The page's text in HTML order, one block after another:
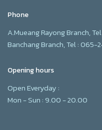
Phone
A.Mueang Rayong Branch,
Banchang Branch, Tel :
Opening hours
Open Everyday :
Mon - Sun : 9.00 - 20.00